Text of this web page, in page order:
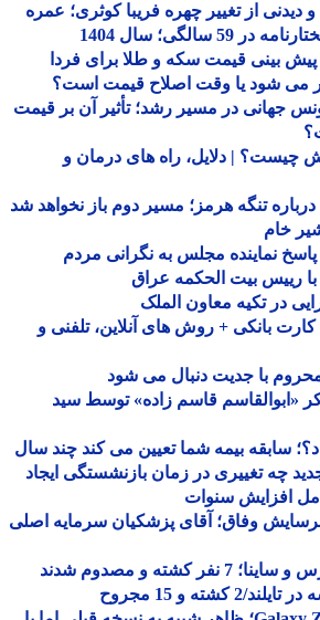
از تغییر چهره فریبا کوثری؛ عمره
سال 1404
بینی قیمت سکه و طلا برای فردا
شود یا وقت اصلاح قیمت است؟
/ اونس جهانی در مسیر رشد؛ تأثیر آن بر قیمت
| دلایل، راه های درمان و
تنگه هرمز؛ مسیر دوم باز نخواهد شد
خام
نماینده مجلس به نگرانی مردم
رییس بیت الحکمه عراق
تکیه معاون الملک
+ روش های آنلاین، تلفنی و
با جدیت دنبال می شود
«ابوالقاسم قاسم زاده» توسط سید
بیمه شما تعیین می کند چند سال
چه تغییری در زمان بازنشستگی ایجاد
سنوات
وفاق؛ آقای پزشکیان سرمایه اصلی
و مصدوم شدند
15 مجروح